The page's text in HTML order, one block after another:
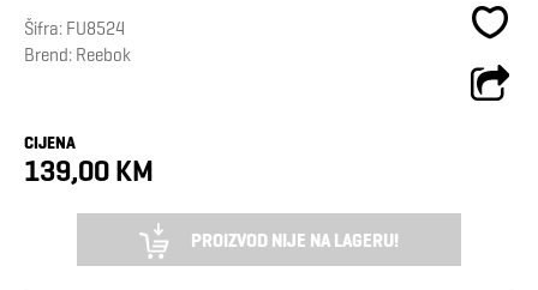
Šifra: FU8524
Brend: Reebok
CIJENA
139,00 KM
PROIZVOD NIJE NA LAGERU!